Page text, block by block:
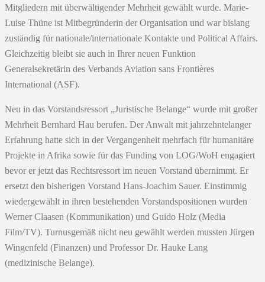
Mitgliedern mit überwältigender Mehrheit gewählt wurde. Marie-
Luise Thüne ist Mitbegründerin der Organisation und war bislang
zuständig für nationale/internationale Kontakte und Political Affairs.
Gleichzeitig bleibt sie auch in Ihrer neuen Funktion
Generalsekretärin des Verbands Aviation sans Frontières
International (ASF).
Neu in das Vorstandsressort „Juristische Belange“ wurde mit großer
Mehrheit Bernhard Hau berufen. Der Anwalt mit jahrzehntelanger
Erfahrung hatte sich in der Vergangenheit mehrfach für humanitäre
Projekte in Afrika sowie für das Funding von LOG/WoH engagiert
bevor er jetzt das Rechtsressort im neuen Vorstand übernimmt. Er
ersetzt den bisherigen Vorstand Hans-Joachim Sauer. Einstimmig
wiedergewählt in ihren bestehenden Vorstandspositionen wurden
Werner Claasen (Kommunikation) und Guido Holz (Media
Film/TV). Turnusgemäß nicht neu gewählt werden mussten Jürgen
Wingenfeld (Finanzen) und Professor Dr. Hauke Lang
(medizinische Belange).